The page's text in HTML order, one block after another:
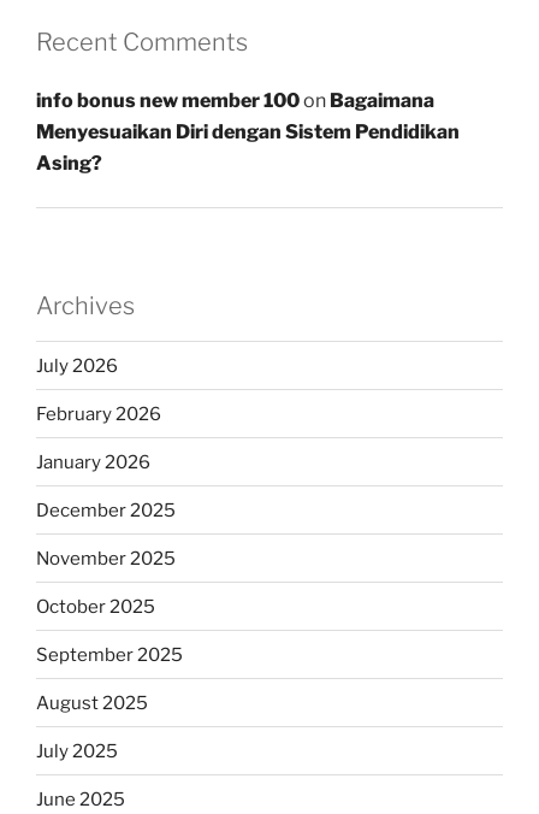
Recent Comments
info bonus new member 100on Bagaimana
Menyesuaikan Diri dengan Sistem Pendidikan
Asing?
Archives
July 2026
February 2026
January 2026
December 2025
November 2025
October 2025
September 2025
August 2025
July 2025
June 2025